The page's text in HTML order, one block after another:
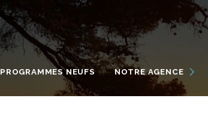
PROGRAMMES NEUFS NOTRE AGENCE
NOUS DÉCOUVRIR
NOS ENGAGEMENTS
NOTRE ÉQUIPE